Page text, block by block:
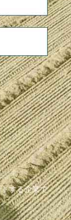
する企業で